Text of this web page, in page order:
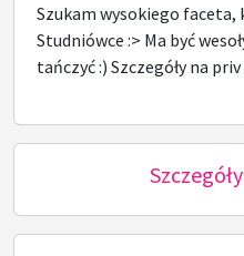
Szukam wysokiego
Studniówce :> Ma być
tańczyć :) Szczegóły na priv